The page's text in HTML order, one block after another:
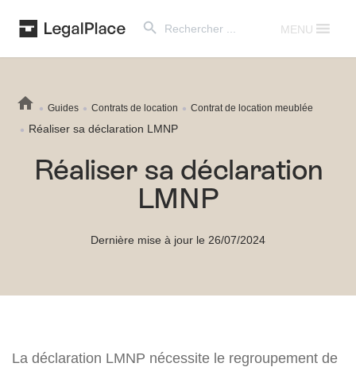
for:
MENU
Guides Contrats de location Contrat de location meublée
Réaliser sa déclaration LMNP
Réaliser sa déclaration
LMNP
Dernière mise à jour le 26/07/2024
La déclaration LMNP nécessite le regroupement de